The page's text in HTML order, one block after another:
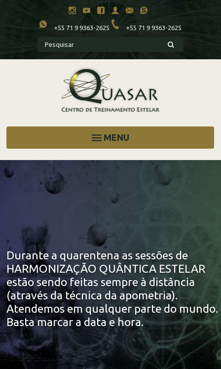
+55 71 9 9363-2625 +55 71 9 9363-2625
MENU
Durante a quarentena as sessões de
HARMONIZAÇÃO QUÂNTICA ESTELAR
estão sendo feitas sempre à distância
(através da técnica da apometria).
Atendemos em qualquer parte do mundo.
Basta marcar a data e hora.